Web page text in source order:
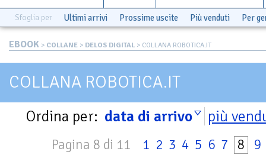
Sfoglia per Ultimi arrivi Prossime uscite Più venduti Per
EBOOK > COLLANE > DELOS DIGITAL > COLLANA ROBOTICA.IT
COLLANA ROBOTICA.IT
Ordina per: data di arrivo più
Pagina 8 di 11 1 2 3 4 5 6 7 8 9